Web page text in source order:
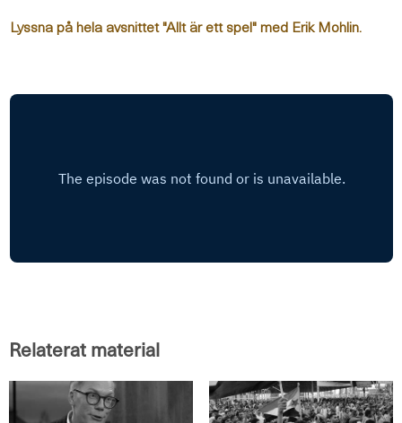
Lyssna på hela avsnittet "Allt är ett spel" med Erik Mohlin.
Relaterat material